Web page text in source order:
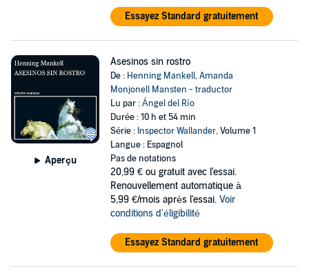
Essayez Standard gratuitement
Aperçu
Asesinos sin rostro
De : Henning Mankell,Amanda
Monjonell Mansten - traductor
Lu par :Ángel del Río
Durée : 10 h et 54 min
Série : Inspector Wallander, Volume 1
Langue : Espagnol
Pas de notations
20,99 € ou gratuit avec l'essai.
Renouvellement automatique à
5,99 €/mois après l'essai. Voir
conditions d'éligibilité
Essayez Standard gratuitement